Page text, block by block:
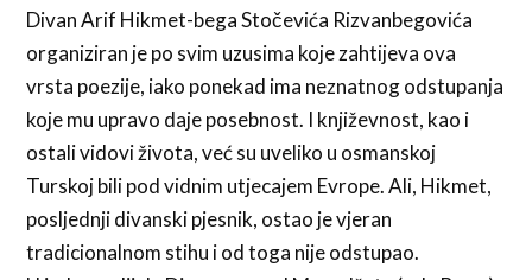
Divan Arif Hikmet-bega Stočevića Rizvanbegovića
organiziran je po svim uzusima koje zahtijeva ova
vrsta poezije, iako ponekad ima neznatnog odstupanja
koje mu upravo daje posebnost. I književnost, kao i
ostali vidovi života, već su uveliko u osmanskoj
Turskoj bili pod vidnim utjecajem Evrope. Ali, Hikmet,
posljednji divanski pjesnik, ostao je vjeran
tradicionalnom stihu i od toga nije odstupao.